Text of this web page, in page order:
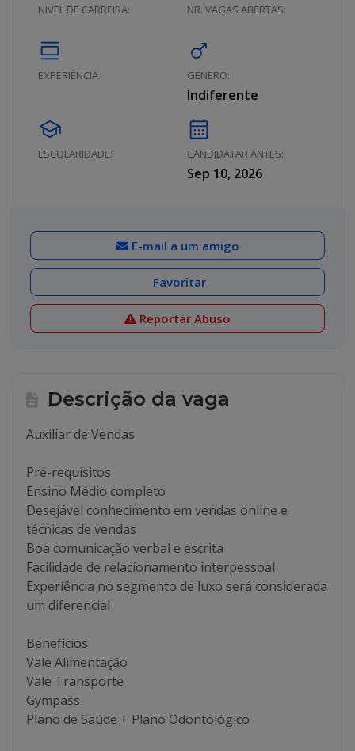
NIVEL DE CARREIRA: NR. VAGAS ABERTAS:
calendar_view_day
EXPERIÊNCIA:
male
GENERO:
Indiferente
school
ESCOLARIDADE:
calendar_month
CANDIDATAR ANTES:
Sep 10, 2026
E-mail a um amigo
Favoritar
Reportar Abuso
Descrição da vaga
Auxiliar de Vendas
Pré-requisitos
Ensino Médio completo
Desejável conhecimento em vendas online e
técnicas de vendas
Boa comunicação verbal e escrita
Facilidade de relacionamento interpessoal
Experiência no segmento de luxo será considerada
um diferencial
Benefícios
Vale Alimentação
Vale Transporte
Gympass
Plano de Saúde + Plano Odontológico